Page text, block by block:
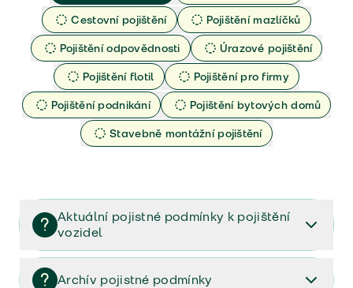
Cestovní pojištění
Pojištění mazlíčků
Pojištění odpovědnosti
Úrazové pojištění
Pojištění flotil
Pojištění pro firmy
Pojištění podnikání
Pojištění bytových domů
Stavebně montážní pojištění
Aktuální pojistné podmínky k pojištění
vozidel
Pojištění vozidel/Pojistné podmínky a vše důležité ke
smlouvě (PDF)
Archív pojistné podmínky